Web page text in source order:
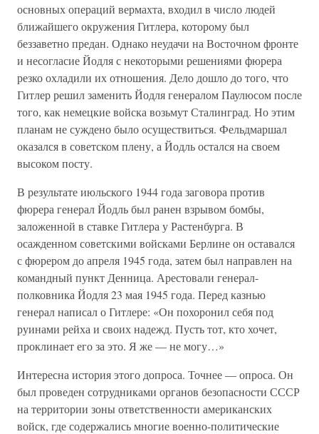
основных операций вермахта, входил в число людей
ближайшего окружения Гитлера, которому был
беззаветно предан. Однако неудачи на Восточном фронте
и несогласие Йодля с некоторыми решениями фюрера
резко охладили их отношения. Дело дошло до того, что
Гитлер решил заменить Йодля генералом Паулюсом после
того, как немецкие войска возьмут Сталинград. Но этим
планам не суждено было осуществиться. Фельдмаршал
оказался в советском плену, а Йодль остался на своем
высоком посту.
В результате июльского 1944 года заговора против
фюрера генерал Йодль был ранен взрывом бомбы,
заложенной в ставке Гитлера у Растенбурга. В
осажденном советскими войсками Берлине он оставался
с фюрером до апреля 1945 года, затем был направлен на
командный пункт Денница. Арестовали генерал-
полковника Йодля 23 мая 1945 года. Перед казнью
генерал написал о Гитлере: «Он похоронил себя под
руинами рейха и своих надежд. Пусть тот, кто хочет,
проклинает его за это. Я же — не могу…»
Интересна история этого допроса. Точнее — опроса. Он
был проведен сотрудниками органов безопасности СССР
на территории зоны ответственности американских
войск, где содержались многие военно-политические